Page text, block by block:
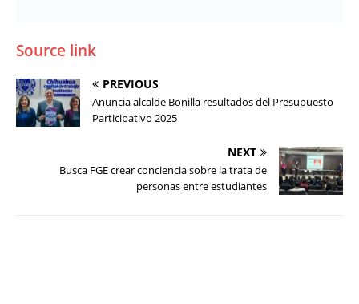
Source link
PREVIOUS
Anuncia alcalde Bonilla resultados del Presupuesto
Participativo 2025
NEXT
Busca FGE crear conciencia sobre la trata de
personas entre estudiantes